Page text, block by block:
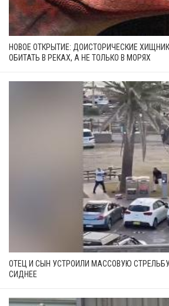
НОВОЕ ОТКРЫТИЕ: ДОИСТОРИЧЕСКИЕ
ОБИТАТЬ В РЕКАХ, А НЕ ТОЛЬКО В МОРЯХ
ОТЕЦ И СЫН УСТРОИЛИ МАССОВУЮ
СИДНЕЕ